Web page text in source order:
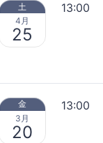
土
4月
25
13:00
金
3月
20
13:00